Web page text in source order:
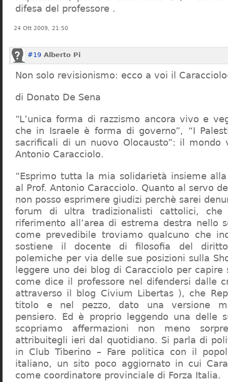
difesa del professore .
24 Ott 2009, 21:50
#19 Alberto Pi
Non solo revisionismo: ecco a voi il
di Donato De Sena
“L’unica forma di razzismo ancora vivo e
che in Israele è forma di governo”, “I
sacrificali di un nuovo Olocausto”: il mondo
Antonio Caracciolo.
“Esprimo tutta la mia solidarietà insieme
al Prof. Antonio Caracciolo. Quanto al servo
non posso esprimere giudizi perchè sarei
forum di ultra tradizionalisti cattolici,
riferimento all’area di estrema destra nello
come prevedibile troviamo qualcuno che
sostiene il docente di filosofia del
polemiche per via delle sue posizioni sulla
leggere uno dei blog di Caracciolo per
come dice il professore nel difendersi dalle
attraverso il blog Civium Libertas ), che
titolo e nel pezzo, dato una versione
pensiero. Ed è proprio leggendo una delle
scopriamo affermazioni non meno
attribuitegli ieri dal quotidiano. Si parla di
in Club Tiberino – Fare politica con il
italiano, un sito poco aggiornato in cui
come coordinatore provinciale di Forza Italia.